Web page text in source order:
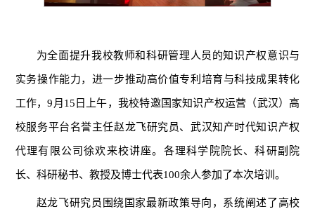
为全面提升我校教师和科研管理人员的知识产权意识与
实务操作能力，进一步推动高价值专利培育与科技成果转化
工作，9月15日上午，我校特邀国家知识产权运营（武汉）高
校服务平台名誉主任赵龙飞研究员、武汉知产时代知识产权
代理有限公司徐欢来校讲座。各理科学院院长、科研副院
长、科研秘书、教授及博士代表100余人参加了本次培训。
赵龙飞研究员围绕国家最新政策导向，系统阐述了高校